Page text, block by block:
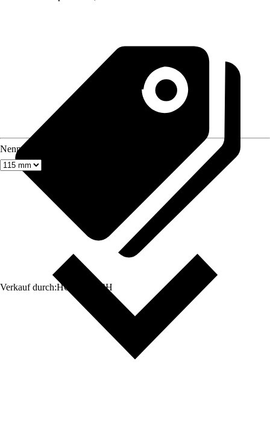
Verkauf durch:HORNBACH
Nenndurchmesser